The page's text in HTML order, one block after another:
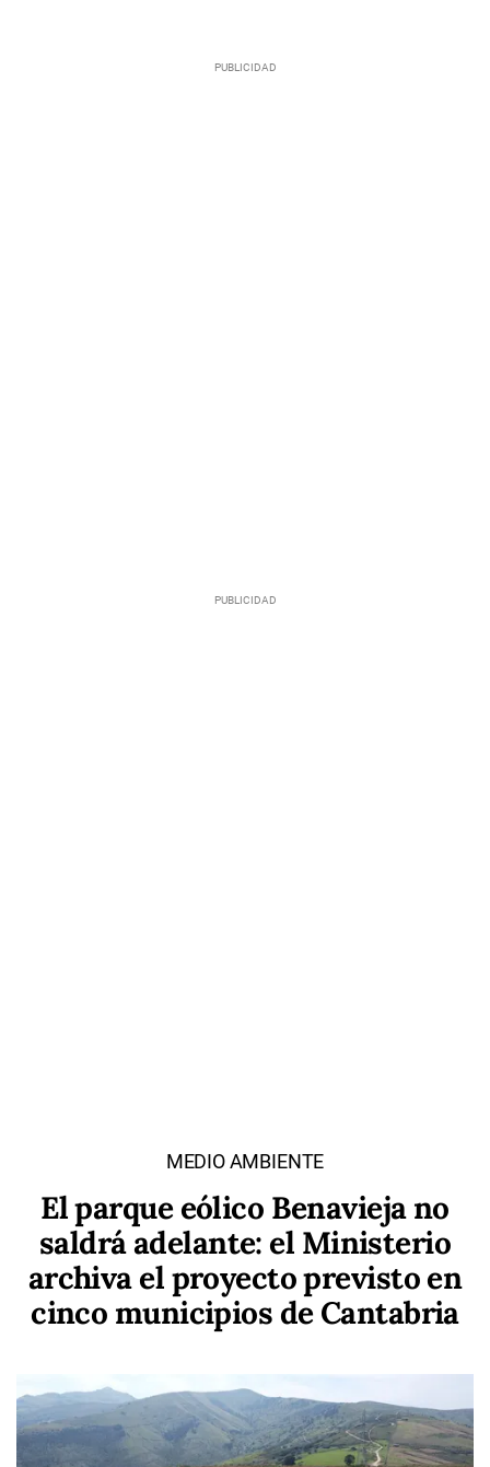
MEDIO AMBIENTE
El parque eólico Benavieja no
saldrá adelante: el Ministerio
archiva el proyecto previsto en
cinco municipios de Cantabria